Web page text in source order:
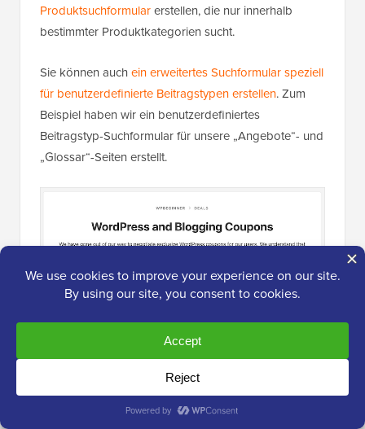
Produktsuchformularerstellen, die nur innerhalb
bestimmter Produktkategorien sucht.
Sie können auchein erweitertes Suchformular speziell
für benutzerdefinierte Beitragstypen erstellen. Zum
Beispiel haben wir ein benutzerdefiniertes
Beitragstyp-Suchformular für unsere „Angebote“- und
„Glossar“-Seiten erstellt.
Jedes Formular überschreibt das Standardverhalten
der WordPress-Suche, sodass Sie beliebig viele
verschiedene Formulare mit eindeutigen Einstellungen
erstellen können.